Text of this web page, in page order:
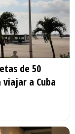
de 50
a Cuba